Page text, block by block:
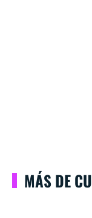
MÁS DE